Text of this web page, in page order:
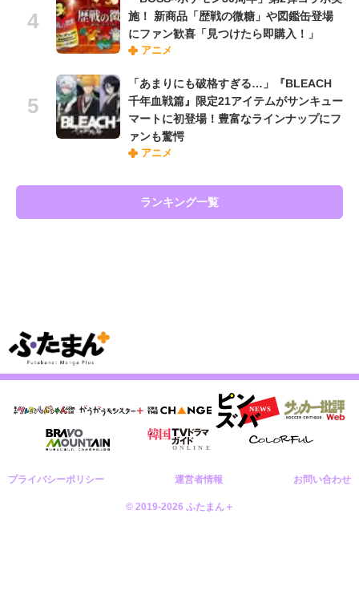
施！ 新商品「歴戦の微糖」や図鑑缶登場
にファン歓喜「見つけたら即購入！」
アニメ
「あまりにも破格すぎる…」『BLEACH
千年血戦篇』限定21アイテムがサンキュー
マートに初登場！豊富なラインナップにフ
ァンも驚愕
アニメ
ランキング一覧
プライバシーポリシー 運営者情報 お問い合わせ
© 2019-2026 ふたまん＋